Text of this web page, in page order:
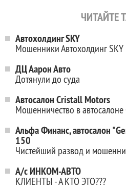
ЧИТАЙТЕ
Автохолдинг SKY
Мошенники Автохолдинг SKY
ДЦ Аарон Авто
Дотянули до суда
Автосалон Cristall Motors
Мошенничество в
Альфа Финанс, автосалон
150
Чистейший развод и
А/с ИНКОМ-АВТО
КЛИЕНТЫ - А КТО ЭТО???